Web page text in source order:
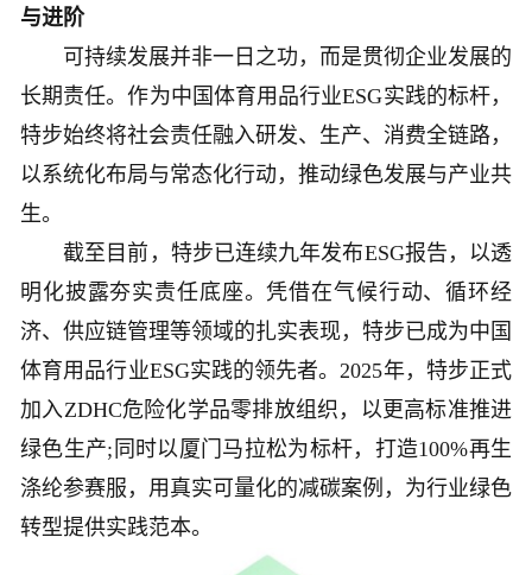
与进阶
可持续发展并非一日之功，而是贯彻企业发展的
长期责任。作为中国体育用品行业ESG实践的标杆，
特步始终将社会责任融入研发、生产、消费全链路，
以系统化布局与常态化行动，推动绿色发展与产业共
生。
截至目前，特步已连续九年发布ESG报告，以透
明化披露夯实责任底座。凭借在气候行动、循环经
济、供应链管理等领域的扎实表现，特步已成为中国
体育用品行业ESG实践的领先者。2025年，特步正式
加入ZDHC危险化学品零排放组织，以更高标准推进
绿色生产;同时以厦门马拉松为标杆，打造100%再生
涤纶参赛服，用真实可量化的减碳案例，为行业绿色
转型提供实践范本。